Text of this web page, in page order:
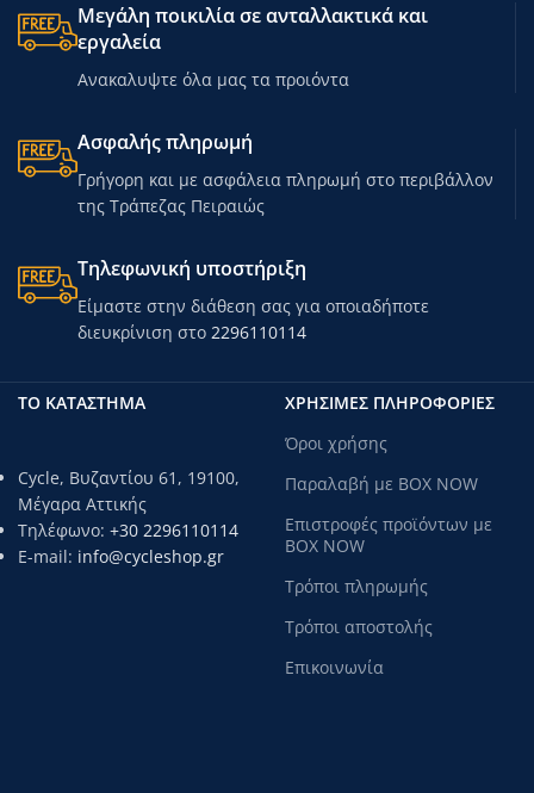
Μεγάλη ποικιλία σε ανταλλακτικά και
εργαλεία
Ανακαλυψτε όλα μας τα προιόντα
Ασφαλής πληρωμή
Γρήγορη και με ασφάλεια πληρωμή στο περιβάλλον
της Τράπεζας Πειραιώς
Τηλεφωνική υποστήριξη
Είμαστε στην διάθεση σας για οποιαδήποτε
διευκρίνιση στο 2296110114
ΤΟ ΚΑΤΑΣΤΗΜΑ
Cycle, Βυζαντίου 61, 19100,
Μέγαρα Αττικής
Τηλέφωνο: +30 2296110114
E-mail: info@cycleshop.gr
ΧΡΗΣΙΜΕΣ ΠΛΗΡΟΦΟΡΙΕΣ
Όροι χρήσης
Παραλαβή με BOX NOW
Επιστροφές προϊόντων με
BOX NOW
Τρόποι πληρωμής
Τρόποι αποστολής
Επικοινωνία